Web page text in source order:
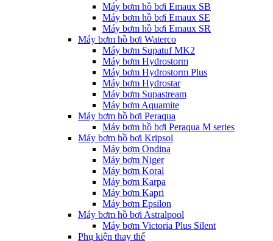
Máy bơm hồ bơi Emaux SB
Máy bơm hồ bơi Emaux SE
Máy bơm hồ bơi Emaux SR
Máy bơm hồ bơi Waterco
Máy bơm Supatuf MK2
Máy bơm Hydrostorm
Máy bơm Hydrostorm Plus
Máy bơm Hydrostar
Máy bơm Supastream
Máy bơm Aquamite
Máy bơm hồ bơi Peraqua
Máy bơm hồ bơi Peraqua M series
Máy bơm hồ bơi Kripsol
Máy bơm Ondina
Máy bơm Niger
Máy bơm Koral
Máy bơm Karpa
Máy bơm Kapri
Máy bơm Epsilon
Máy bơm hồ bơi Astralpool
Máy bơm Victoria Plus Silent
Phụ kiện thay thế